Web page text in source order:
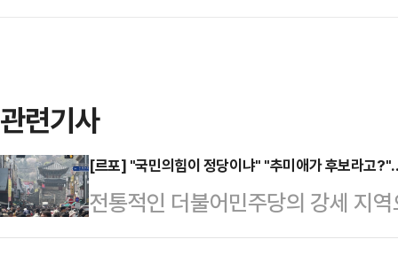
관련기사
[르포] "국민의힘이 정당이냐" "추미애가 후보라고
전통적인 더불어민주당의 강세 지
앞둔 현재 수원 민심은 전반적으로